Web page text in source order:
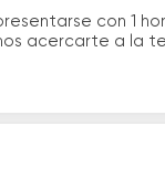
con 1
acercarte a la